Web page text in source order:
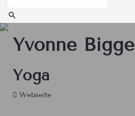
Yvonne Bigge
Yoga
Webseite